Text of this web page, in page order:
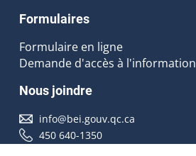
Formulaires
Formulaire en ligne
Demande d'accès à l'information
Nous joindre
info@bei.gouv.qc.ca
450 640-1350